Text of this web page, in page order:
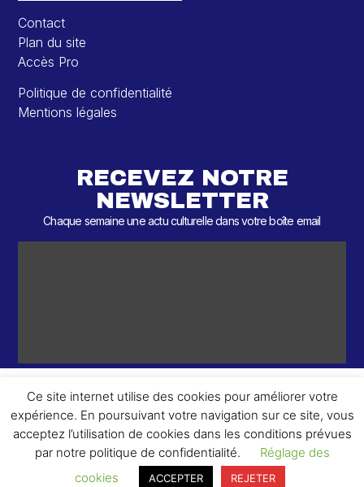
Contact
Plan du site
Accès Pro
Politique de confidentialité
Mentions légales
RECEVEZ NOTRE
NEWSLETTER
Chaque semaine une actu culturelle dans votre boîte email
© 2026 – 2 ème Round – Tous droits réservés.
Ce site internet utilise des cookies pour améliorer votre
expérience. En poursuivant votre navigation sur ce site, vous
acceptez l’utilisation de cookies dans les conditions prévues
par notre politique de confidentialité.
Réglage des
cookies
ACCEPTER REJETER